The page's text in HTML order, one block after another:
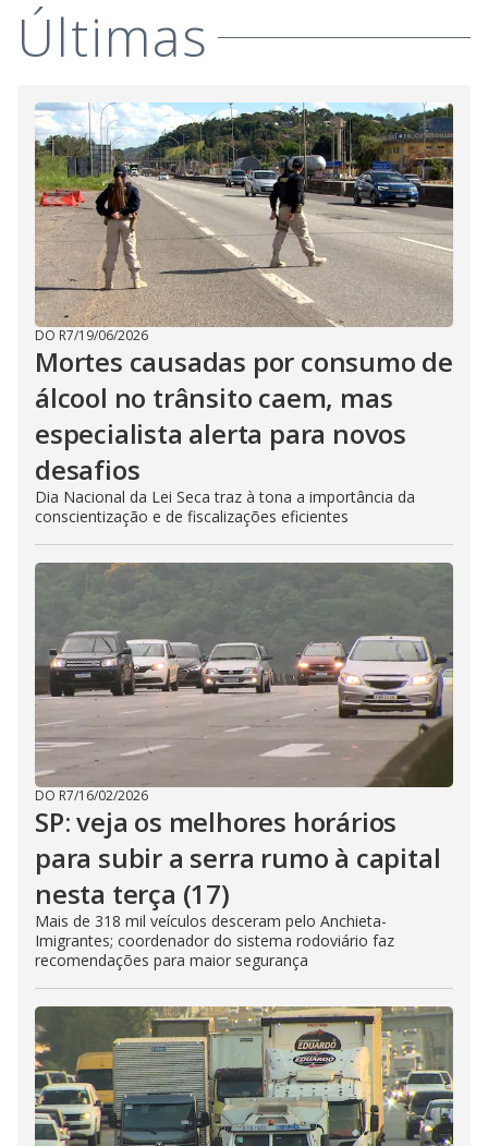
Últimas
DO R7/19/06/2026
Mortes causadas por consumo de
álcool no trânsito caem, mas
especialista alerta para novos
desafios
Dia Nacional da Lei Seca traz à tona a importância da
conscientização e de fiscalizações eficientes
DO R7/16/02/2026
SP: veja os melhores horários
para subir a serra rumo à capital
nesta terça (17)
Mais de 318 mil veículos desceram pelo Anchieta-
Imigrantes; coordenador do sistema rodoviário faz
recomendações para maior segurança